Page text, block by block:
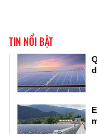
TIN NỔI BẬT